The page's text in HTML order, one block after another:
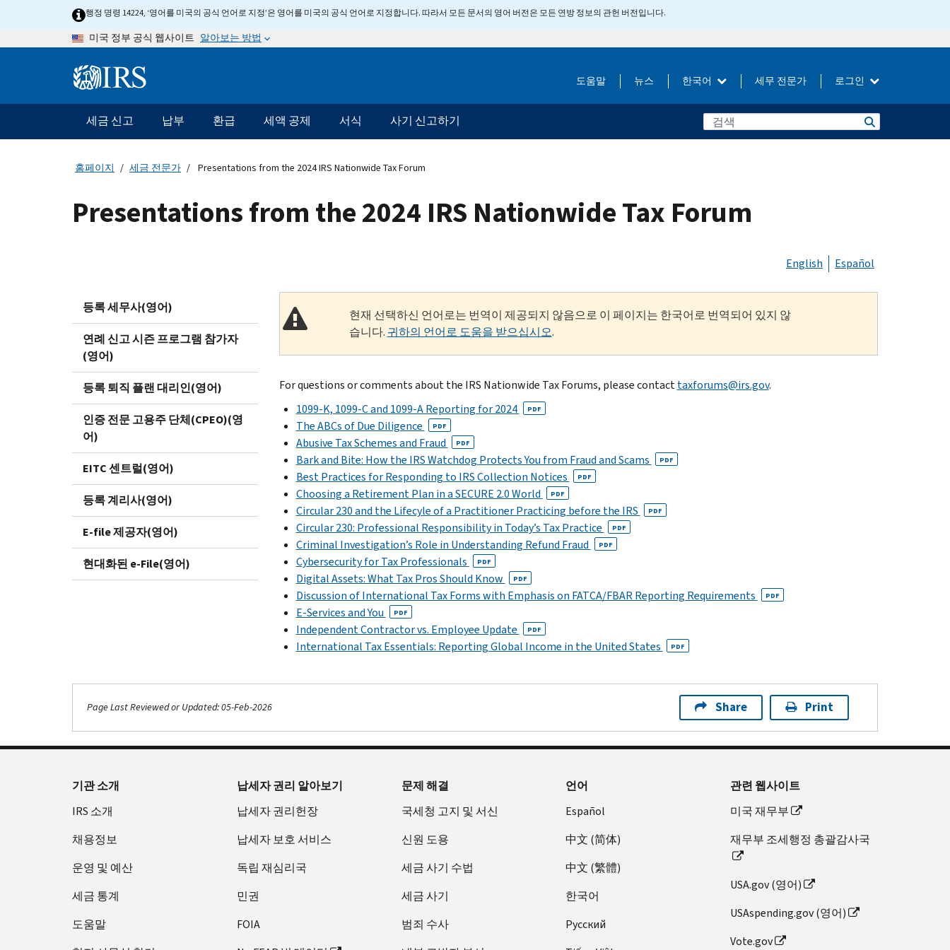
행정 명령 14224, ‘영어를 미국의 공식 언어로 지정’은 영어를 미국의 공식 언어로 지정합니다. 따라서 모든 문서의 영어 버전은 모든 연방 정보의 관헌 버전입니다.
미국 정부 공식 웹사이트 알아보는 방법
Information 도움말 뉴스 한국어 세무 전문가 로그인
메
인
네
게
이
세금 신고 납부 환급 세액 공제 서식 사기 신고하기
홈페이지 세금 전문가 Presentations from the 2024 IRS Nationwide Tax Forum
Presentations from the 2024 IRS Nationwide Tax Forum
English Español
등록 세무사(영어)
연례 신고 시즌 프로그램 참가자
(영어)
등록 퇴직 플랜 대리인(영어)
인증 전문 고용주 단체(CPEO)(영
어)
EITC 센트럴(영어)
등록 계리사(영어)
E-file 제공자(영어)
현대화된 e-File(영어)
현재 선택하신 언어로는 번역이 제공되지 않음으로 이 페이지는 한국어로 번역되어 있지 않
습니다. 귀하의 언어로 도움을 받으십시오.
For questions or comments about the IRS Nationwide Tax Forums, please contacttaxforums@irs.gov.
1099-K, 1099-C and 1099-A Reporting for 2024
PDF
The ABCs of Due Diligence PDF
Abusive Tax Schemes and Fraud PDF
Bark and Bite: How the IRS Watchdog Protects You from Fraud and Scams PDF
Best Practices for Responding to IRS Collection Notices PDF
Choosing a Retirement Plan in a SECURE 2.0 World PDF
Circular 230 and the Lifecyle of a Practitioner Practicing before the IRS PDF
Circular 230: Professional Responsibility in Today’s Tax Practice PDF
Criminal Investigation’s Role in Understanding Refund Fraud PDF
Cybersecurity for Tax Professionals PDF
Digital Assets: What Tax Pros Should Know PDF
Discussion of International Tax Forms with Emphasis on FATCA/FBAR Reporting Requirements PDF
E-Services and You PDF
Independent Contractor vs. Employee Update PDF
International Tax Essentials: Reporting Global Income in the United States PDF
Page Last Reviewed or Updated: 05-Feb-2026 Share Print
기관 소개
IRS 소개
채용정보
운영 및 예산
세금 통계
도움말
납세자 권리 알아보기
납세자 권리헌장
납세자 보호 서비스
독립 재심리국
민권
FOIA
문제 해결
국세청 고지 및 서신
신원 도용
세금 사기 수법
세금 사기
범죄 수사
언어
Español
中文 (简体)
中文 (繁體)
한국어
Pусский
관련 웹사이트
미국 재무부
재무부 조세행정 총괄감사국
USA.gov (영어)
USAspending.gov (영어)
Vote.gov